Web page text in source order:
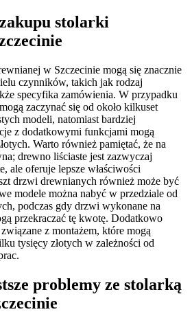
stolarki
w Szczecinie mogą się znacznie
czynników, takich jak rodzaj
specyfika zamówienia. W przypadku
zaczynać się od około kilkuset
modeli, natomiast bardziej
z dodatkowymi funkcjami mogą
Warto również pamiętać, że na
drewno liściaste jest zazwyczaj
ale oferuje lepsze właściwości
drzwi drewnianych również może być
modele można nabyć w przedziale od
podczas gdy drzwi wykonane na
przekraczać tę kwotę. Dodatkowo
z montażem, które mogą
tysięcy złotych w zależności od
problemy ze stolarką